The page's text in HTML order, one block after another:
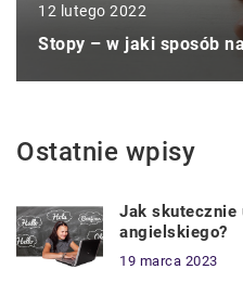
12 lutego 2022
Stopy – w jaki sposób
Ostatnie wpisy
Jak skutecznie
angielskiego?
19 marca 2023